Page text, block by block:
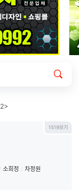
1519보기
/ 소희정 / 차정원